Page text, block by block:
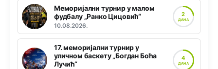
Меморијални турнир у малом
фудбалу „Ранко Цицовић“
10.08.2026.
2
ДАНА
17. меморијални турнир у
уличном баскету „Богдан Боћа
Лучић“
4
ДАНА